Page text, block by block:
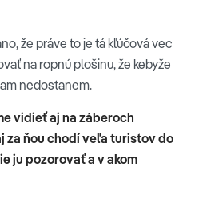
že práve to je tá kľúčová vec
na ropnú plošinu, že kebyže
nedostanem.
vidieť aj na záberoch
za ňou chodí veľa turistov do
ju pozorovať a v akom